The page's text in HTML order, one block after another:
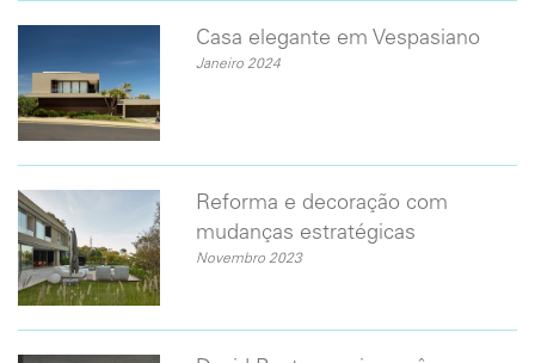
Casa elegante em Vespasiano
Janeiro 2024
Reforma e decoração com
mudanças estratégicas
Novembro 2023